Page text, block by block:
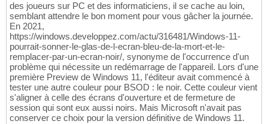
des joueurs sur PC et des informaticiens, il se cache au loin,
semblant attendre le bon moment pour vous gâcher la journée.
En 2021,
https://windows.developpez.com/actu/316481/Windows-11-
pourrait-sonner-le-glas-de-l-ecran-bleu-de-la-mort-et-le-
remplacer-par-un-ecran-noir/, synonyme de l'occurrence d'un
problème qui nécessite un redémarrage de l'appareil. Lors d'une
première Preview de Windows 11, l'éditeur avait commencé à
tester une autre couleur pour BSOD : le noir. Cette couleur vient
s'aligner à celle des écrans d'ouverture et de fermeture de
session qui sont eux aussi noirs. Mais Microsoft n'avait pas
conserver ce choix pour la version définitive de Windows 11.